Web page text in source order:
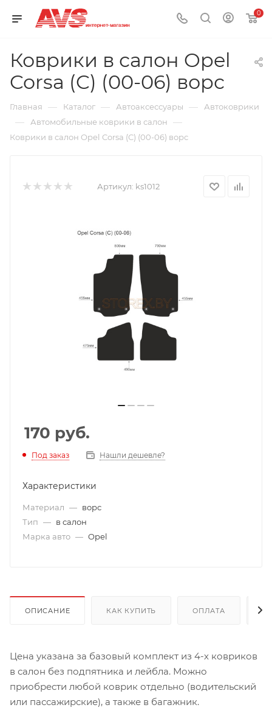
0
Коврики в салон Opel
Corsa (C) (00-06) ворс
Главная — Каталог — Автоаксессуары — Автоковрики
— Автомобильные коврики в салон —
Коврики в салон Opel Corsa (C) (00-06) ворс
Артикул: ks1012
170 руб.
Под заказ Нашли дешевле?
Характеристики
Материал — ворс
Тип — в салон
Марка авто — Opel
ОПИСАНИЕ КАК КУПИТЬ ОПЛАТА
Цена указана за базовый комплект из 4-х ковриков
в салон без подпятника и лейбла. Можно
приобрести любой коврик отдельно (водительский
или пассажирские), а также в багажник.